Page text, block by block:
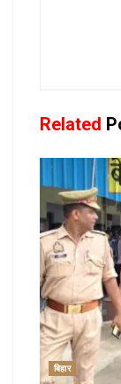
Related
बिहार